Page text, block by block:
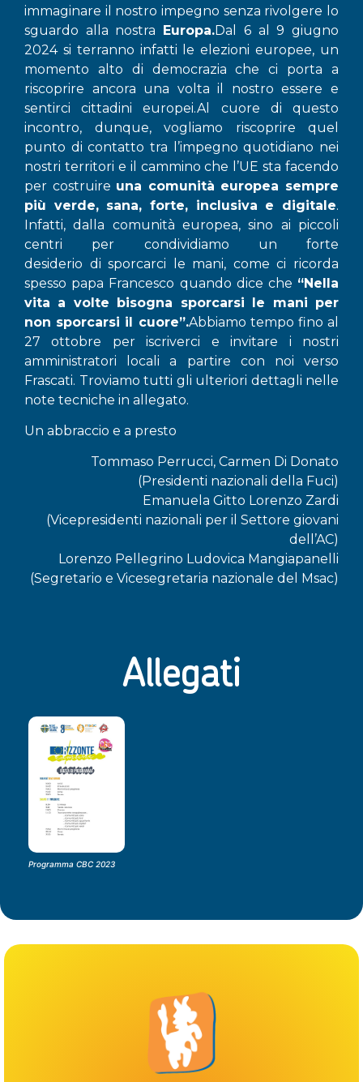
immaginare il nostro impegno senza rivolgere lo
sguardo alla nostra Europa.Dal 6 al 9 giugno
2024 si terranno infatti le elezioni europee, un
momento alto di democrazia che ci porta a
riscoprire ancora una volta il nostro essere e
sentirci cittadini europei.Al cuore di questo
incontro, dunque, vogliamo riscoprire quel
punto di contatto tra l’impegno quotidiano nei
nostri territori e il cammino che l’UE sta facendo
per costruire una comunità europea sempre
più verde, sana, forte, inclusiva e digitale.
Infatti, dalla comunità europea, sino ai piccoli
centri per condividiamo un forte
desiderio di sporcarci le mani, come ci ricorda
spesso papa Francesco quando dice che “Nella
vita a volte bisogna sporcarsi le mani per
non sporcarsi il cuore”.Abbiamo tempo fino al
27 ottobre per iscriverci e invitare i nostri
amministratori locali a partire con noi verso
Frascati. Troviamo tutti gli ulteriori dettagli nelle
note tecniche in allegato.
Un abbraccio e a presto
Tommaso Perrucci, Carmen Di Donato
(Presidenti nazionali della Fuci)
Emanuela Gitto Lorenzo Zardi
(Vicepresidenti nazionali per il Settore giovani
dell’AC)
Lorenzo Pellegrino Ludovica Mangiapanelli
(Segretario e Vicesegretaria nazionale del Msac)
Allegati
Programma CBC 2023